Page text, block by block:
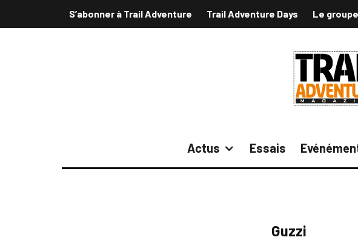
S’abonner à Trail Adventure Trail Adventure Days Le
Actus Essais
Guzzi